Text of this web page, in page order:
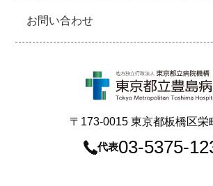
お問い合わせ
〒173-0015 東京都板橋区栄
代表03-5375-